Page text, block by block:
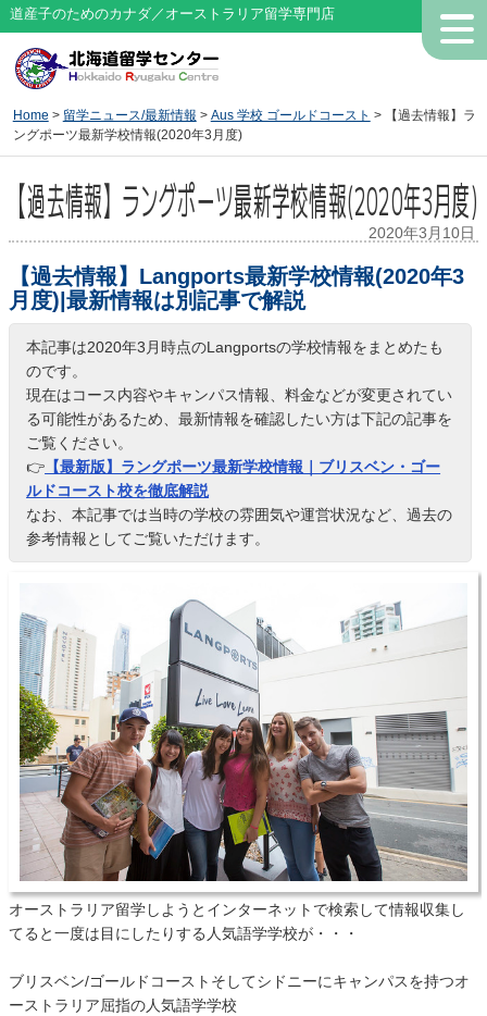
道産子のためのカナダ／オーストラリア留学専門店
Home > 留学ニュース/最新情報 > Aus 学校 ゴールドコースト > 【過去情報】ラ
ングポーツ最新学校情報(2020年3月度)
【過去情報】ラングポーツ最新学校情報(2020年3月度)
2020年3月10日
【過去情報】Langports最新学校情報(2020年3
月度)|最新情報は別記事で解説
本記事は2020年3月時点のLangportsの学校情報をまとめたも
のです。
現在はコース内容やキャンパス情報、料金などが変更されてい
る可能性があるため、最新情報を確認したい方は下記の記事を
ご覧ください。
👉 【最新版】ラングポーツ最新学校情報｜ブリスベン・ゴー
ルドコースト校を徹底解説
なお、本記事では当時の学校の雰囲気や運営状況など、過去の
参考情報としてご覧いただけます。
オーストラリア留学しようとインターネットで検索して情報収集し
てると一度は目にしたりする人気語学学校が・・・
ブリスベン/ゴールドコーストそしてシドニーにキャンパスを持つオ
ーストラリア屈指の人気語学学校